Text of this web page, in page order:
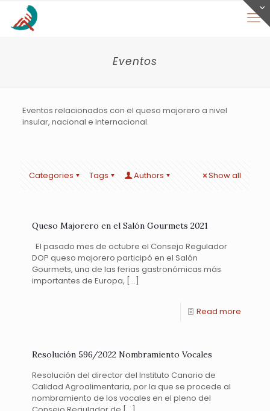
Eventos
Eventos relacionados con el queso majorero a nivel
insular, nacional e internacional.
Categories Tags Authors Show all
Queso Majorero en el Salón Gourmets 2021
El pasado mes de octubre el Consejo Regulador
DOP queso majorero participó en el Salón
Gourmets, una de las ferias gastronómicas más
importantes de Europa, […]
Read more
Resolución 596/2022 Nombramiento Vocales
Resolución del director del Instituto Canario de
Calidad Agroalimentaria, por la que se procede al
nombramiento de los vocales en el pleno del